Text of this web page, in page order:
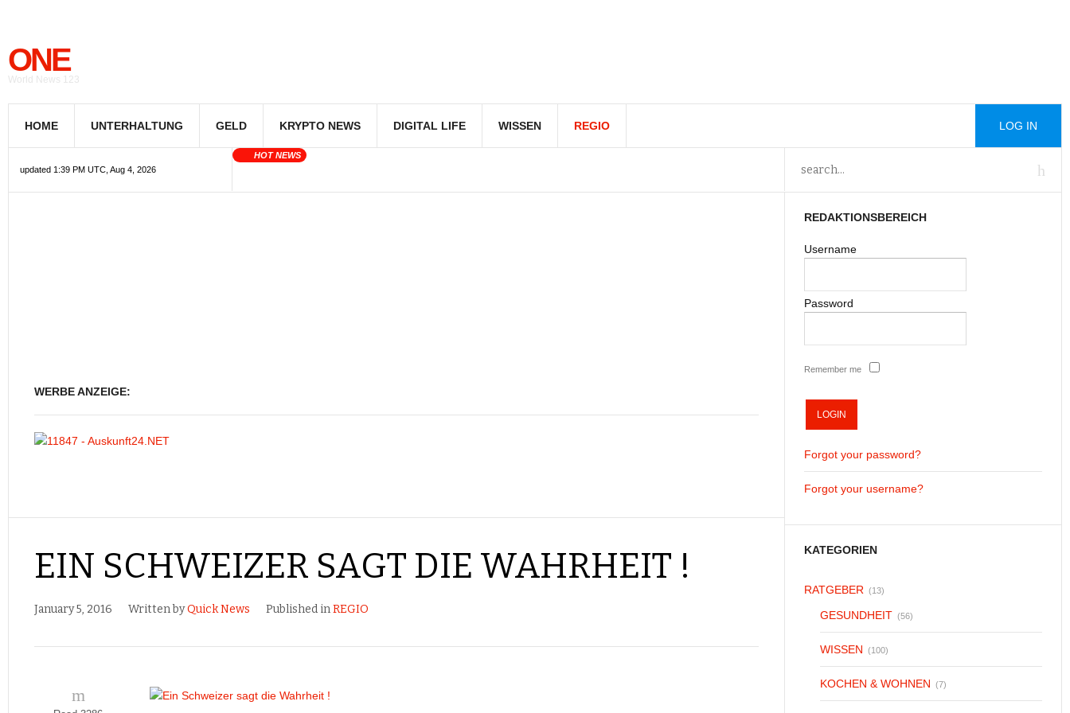
ONE
World News 123
HOME UNTERHALTUNG GELD KRYPTO NEWS DIGITAL LIFE WISSEN REGIO LOG IN
updated 1:39 PM UTC, Aug 4, 2026
HOT NEWS
WERBE ANZEIGE:
EIN SCHWEIZER SAGT DIE WAHRHEIT !
January 5, 2016 Written byQuick News Published inREGIO
REDAKTIONSBEREICH
Username
Password
Remember me
Forgot your password?
Forgot your username?
KATEGORIEN
RATGEBER (13)
GESUNDHEIT (56)
WISSEN (100)
KOCHEN & WOHNEN (7)